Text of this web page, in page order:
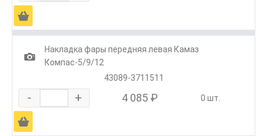
Ä
1
Накладка фары передняя левая Камаз
Компас-5/9/12
43089-3711511
- + 4 085 ₽ 0 шт.
Ä